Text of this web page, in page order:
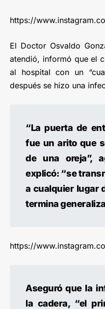
https://
El Doctor Osvaldo
atendió, informó que el
al hospital con un
después se hizo una
“La puerta de
fue un arito que
de una oreja”,
explicó: “se
a cualquier lugar
termina
https://
Aseguró que la
la cadera, “el